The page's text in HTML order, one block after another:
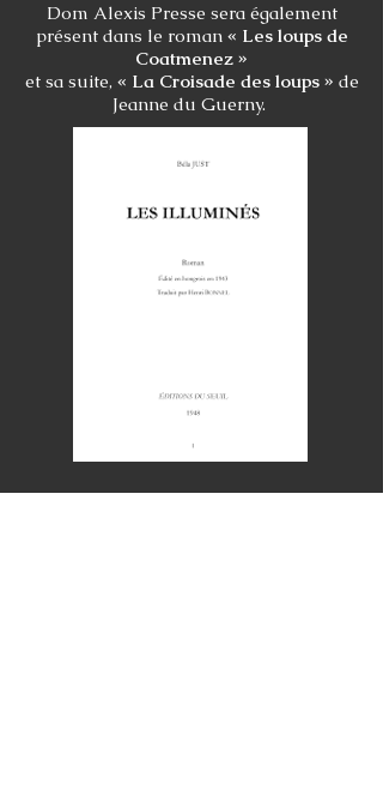
Dom Alexis Presse sera également
présent dans le roman « Les loups de
Coatmenez »
et sa suite, « La Croisade des loups » de
Jeanne du Guerny.